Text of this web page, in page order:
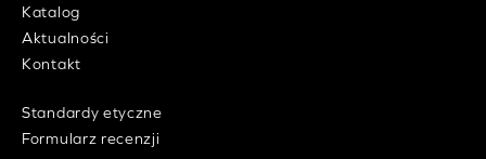
Katalog
Aktualności
Kontakt
Standardy etyczne
Formularz recenzji